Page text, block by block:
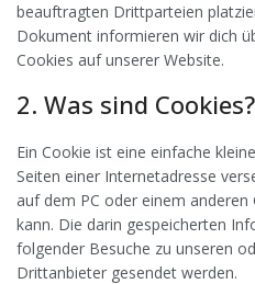
beauftragten Drittparteien
Dokument informieren wir dich
Cookies auf unserer Website.
2. Was sind Cookies?
Ein Cookie ist eine einfache
Seiten einer Internetadresse
auf dem PC oder einem
kann. Die darin gespeicherten
folgender Besuche zu unseren
Drittanbieter gesendet werden.